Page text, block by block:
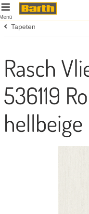
Tapeten
Rasch
536119
hellbeige